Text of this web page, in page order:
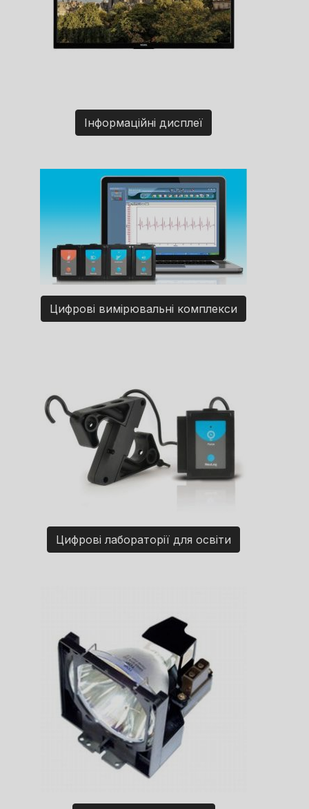
Інформаційні дисплеї
Цифрові вимірювальні комплекси
Цифрові лабораторії для освіти